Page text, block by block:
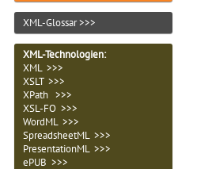
XML-Glossar >>>
XML-Technologien:
XML >>>
XSLT >>>
XPath >>>
XSL-FO >>>
WordML >>>
SpreadsheetML >>>
PresentationML >>>
ePUB >>>